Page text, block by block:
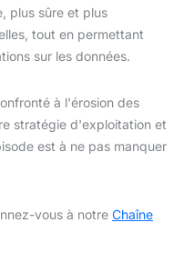
plus sûre et plus
tout en permettant
sur les données.
à l'érosion des
stratégie d'exploitation et
est à ne pas manquer
vous à notre Chaîne